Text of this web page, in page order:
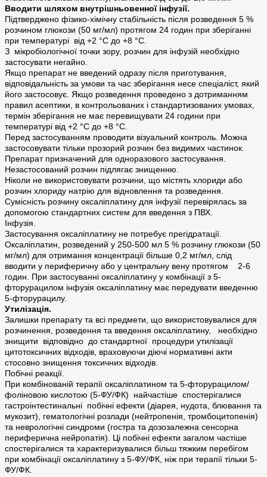
Вводити шляхом внутрішньовенної інфузії.
Підтверджено фізико-хімічну стабільність після розведення 5 %
розчином глюкози (50 мг/мл) протягом 24 годин при зберіганні
при температурі від +2 °С до +8 °С.
З мікробіологічної точки зору, розчин для інфузій необхідно
застосувати негайно.
Якщо препарат не введений одразу після приготування,
відповідальність за умови та час зберігання несе спеціаліст, який
його застосовує. Якщо розведення проведено з дотриманням
правил асептики, в контрольованих і стандартизованих умовах,
термін зберігання не має перевищувати 24 години при
температурі від +2 °С до +8 °С.
Перед застосуванням проводити візуальний контроль. Можна
застосовувати тільки прозорий розчин без видимих частинок.
Препарат призначений для одноразового застосування.
Незастосований розчин підлягає знищенню.
Ніколи не використовувати розчини, що містять хлориди або
розчин хлориду натрію для відновлення та розведення.
Сумісність розчину оксаліплатину для інфузії перевірялась за
допомогою стандартних систем для введення з ПВХ.
Інфузія.
Застосування оксаліплатину не потребує прегідратації.
Оксаліплатин, розведений у 250-500 мл 5 % розчину глюкози (50
мг/мл) для отримання концентрації більше 0,2 мг/мл, слід
вводити у периферичну або у центральну вену протягом 2-6
годин. При застосуванні оксаліплатину у комбінації з 5-
фторурацилом інфузія оксаліплатину має передувати введенню
5-фторурацилу.
Утилізація.
Залишки препарату та всі предмети, що використовувалися для
розчинення, розведення та введення оксаліплатину, необхідно
знищити відповідно до стандартної процедури утилізації
цитотоксичних відходів, враховуючи діючі нормативні акти
стосовно знищення токсичних відходів.
Побічні реакції.
При комбінованій терапії оксаліплатином та 5-фторурацилом/
фоліновою кислотою (5-ФУ/ФК) найчастіше спостерігалися
гастроінтестинальні побічні ефекти (діарея, нудота, блювання та
мукозит), гематологічні розлади (нейтропенія, тромбоцитопенія)
та неврологічні синдроми (гостра та дозозалежна сенсорна
периферична нейропатія). Ці побічні ефекти загалом частіше
спостерігалися та характеризувалися більш тяжким перебігом
при комбінації оксаліплатину з 5-ФУ/ФК, ніж при терапії тільки 5-
ФУ/ФК.